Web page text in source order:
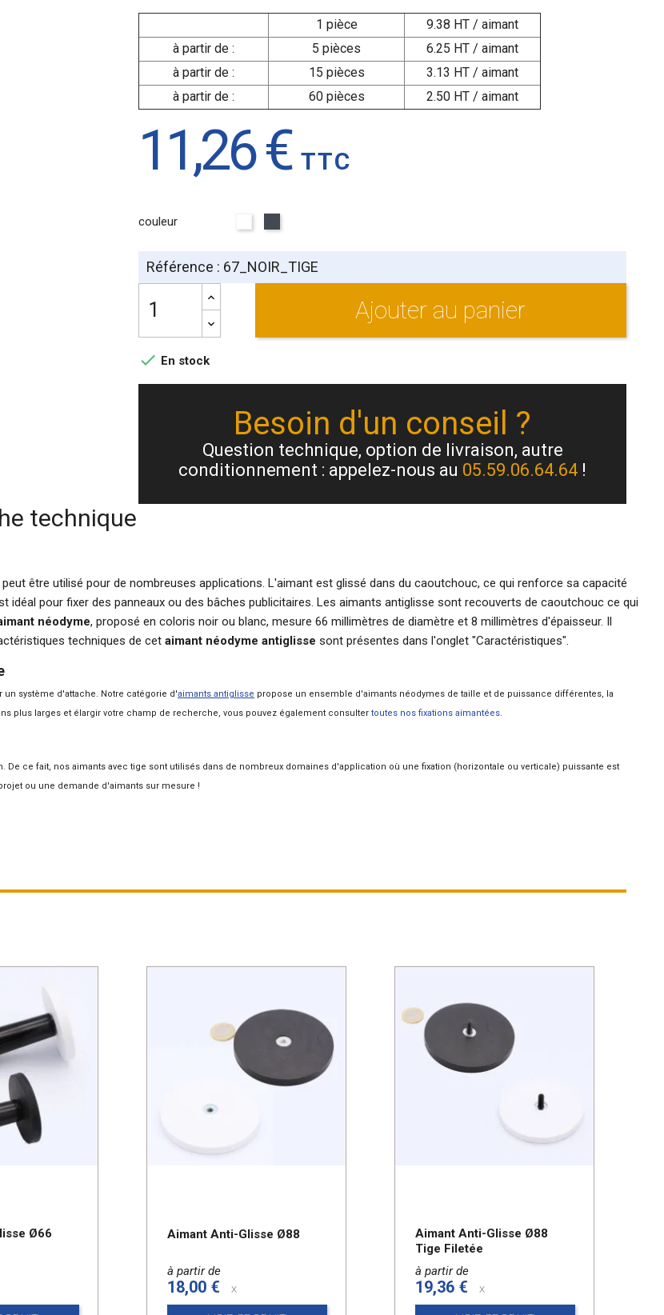
1 pièce
9.38 HT / aimant
à partir de :
5 pièces
6.25 HT / aimant
à partir de :
15 pièces
3.13 HT / aimant
à partir de :
60 pièces 2.50 HT / aimant
11,26 € TTC
couleur
Référence : 67_NOIR_TIGE
Ajouter au panier
 En stock
Besoin d'un conseil ?
Question technique, option de livraison, autre
conditionnement : appelez-nous au 05.59.06.64.64 !
technique
être utilisé pour de nombreuses applications. L'aimant est glissé dans du caoutchouc, ce qui renforce sa capacité
pour fixer des panneaux ou des bâches publicitaires. Les aimants antiglisse sont recouverts de caoutchouc ce qui
néodyme, proposé en coloris noir ou blanc, mesure 66 millimètres de diamètre et 8 millimètres d'épaisseur. Il
techniques de cet aimant néodyme antiglisse sont présentes dans l'onglet "Caractéristiques".
système d'attache. Notre catégorie d'aimants antiglisse propose un ensemble d'aimants néodymes de taille et de puissance différentes, la
plus larges et élargir votre champ de recherche, vous pouvez également consulter toutes nos fixations aimantées.
ce fait, nos aimants avec tige sont utilisés dans de nombreux domaines d'application où une fixation (horizontale ou verticale) puissante est
ou une demande d'aimants sur mesure !
Ø66
Aimant Anti-Glisse Ø88
à partir de
18,00 € x
Aimant Anti-Glisse Ø88
Tige Filetée
à partir de
19,36 € x